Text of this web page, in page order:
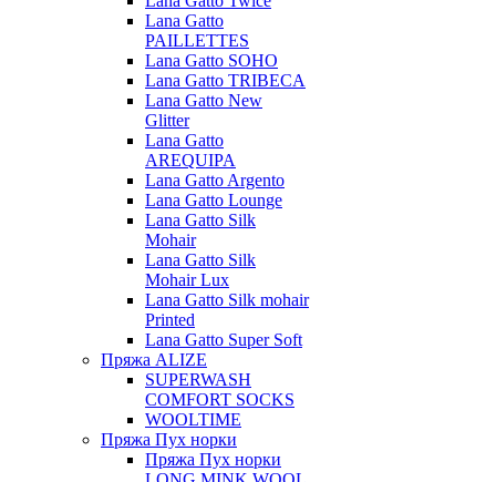
Lana Gatto
PAILLETTES
Lana Gatto SOHO
Lana Gatto TRIBECA
Lana Gatto New
Glitter
Lana Gatto
AREQUIPA
Lana Gatto Argento
Lana Gatto Lounge
Lana Gatto Silk
Mohair
Lana Gatto Silk
Mohair Lux
Lana Gatto Silk mohair
Printed
Lana Gatto Super Soft
Пряжа ALIZE
SUPERWASH
COMFORT SOCKS
WOOLTIME
Пряжа Пух норки
Пряжа Пух норки